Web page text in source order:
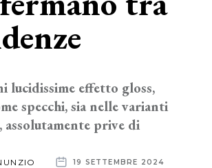
lucidissime effetto gloss,
specchi, sia nelle varianti
assolutamente prive di
19 SETTEMBRE 2024